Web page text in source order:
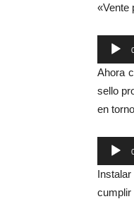
«Vente
de
audio
Ahora
sello
en
de
audio
cumplir